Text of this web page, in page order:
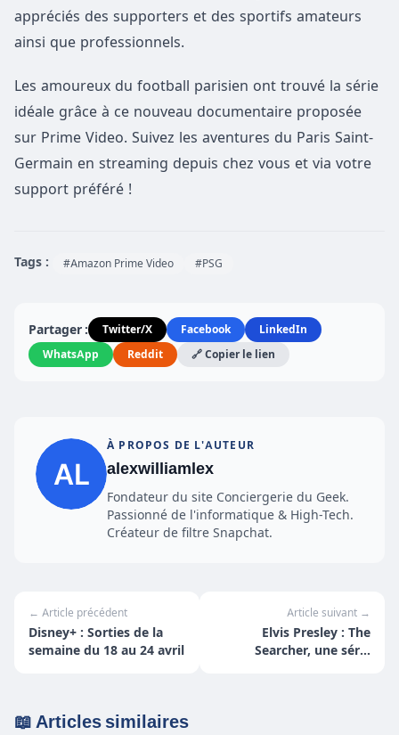
appréciés des supporters et des sportifs amateurs
ainsi que professionnels.
Les amoureux du football parisien ont trouvé la série
idéale grâce à ce nouveau documentaire proposée
sur Prime Video. Suivez les aventures du Paris Saint-
Germain en streaming depuis chez vous et via votre
support préféré !
Tags : #Amazon Prime Video #PSG
Partager : Twitter/X Facebook
LinkedIn
WhatsApp
Reddit 🔗 Copier le lien
À PROPOS DE L'AUTEUR
alexwilliamlex
Fondateur du site Conciergerie du Geek.
Passionné de l'informatique & High-Tech.
Créateur de filtre Snapchat.
← Article précédent
Disney+ : Sorties de la
semaine du 18 au 24 avril
Article suivant →
Elvis Presley : The
Searcher, une série
📖 Articles similaires